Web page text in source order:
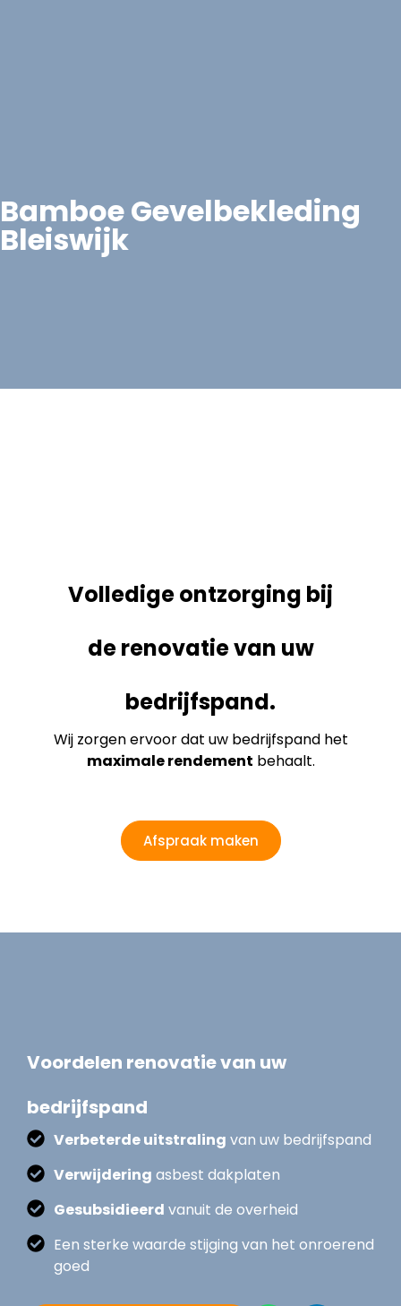
Bamboe Gevelbekleding
Bleiswijk
Volledige ontzorging bij
de renovatie van uw
bedrijfspand.
Wij zorgen ervoor dat uw bedrijfspand het
maximale rendement behaalt.
Afspraak maken
Voordelen renovatie van uw
bedrijfspand
Verbeterde uitstraling van uw bedrijfspand
Verwijdering asbest dakplaten
Gesubsidieerd vanuit de overheid
Een sterke waarde stijging van het onroerend
goed